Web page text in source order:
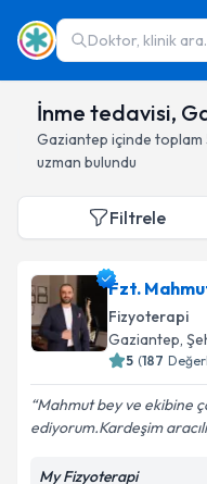
Doktor, klinik
İnme tedavisi,
Gaziantep içinde toplam
uzman bulundu
Filtrele
Fzt.
Fizyoterapi
Gaziantep,
5 (187
Mahmut bey ve ekibine
ediyorum.Kardeşim
My Fizyoterapi